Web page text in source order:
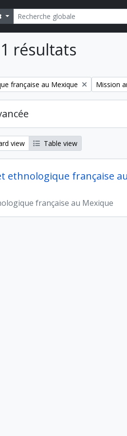
Search options
résultats
française au Mexique Remove
Mission
view Table view
ethnologique française
française au Mexique